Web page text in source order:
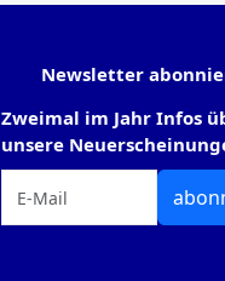
Newsletter
Zweimal im Jahr Infos
unsere